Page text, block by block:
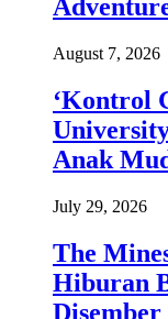
August 7, 2026
‘Kontrol
Anak
July 29, 2026
The
Hiburan